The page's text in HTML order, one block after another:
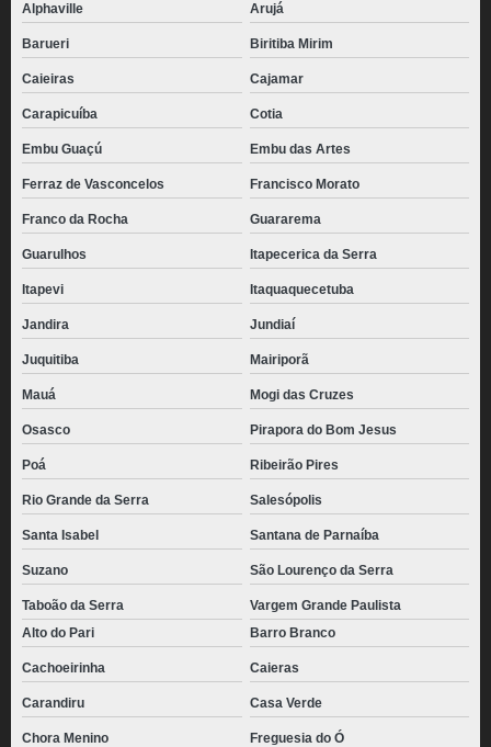
Alphaville
Arujá
Barueri Biritiba Mirim
Caieiras Cajamar
Carapicuíba Cotia
Embu Guaçú Embu das Artes
Ferraz de Vasconcelos Francisco Morato
Franco da Rocha Guararema
Guarulhos Itapecerica da Serra
Itapevi Itaquaquecetuba
Jandira Jundiaí
Juquitiba Mairiporã
Mauá Mogi das Cruzes
Osasco Pirapora do Bom Jesus
Poá Ribeirão Pires
Rio Grande da Serra Salesópolis
Santa Isabel Santana de Parnaíba
Suzano São Lourenço da Serra
Taboão da Serra
Vargem Grande Paulista
Alto do Pari
Barro Branco
Cachoeirinha Caieras
Carandiru Casa Verde
Chora Menino Freguesia do Ó